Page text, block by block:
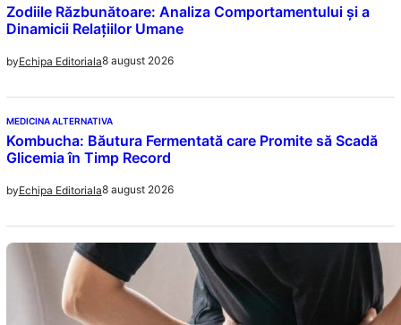
Zodiile Răzbunătoare: Analiza Comportamentului și a
Dinamicii Relațiilor Umane
byEchipa Editoriala8 august 2026
MEDICINA ALTERNATIVA
Kombucha: Băutura Fermentată care Promite să Scadă
Glicemia în Timp Record
byEchipa Editoriala8 august 2026